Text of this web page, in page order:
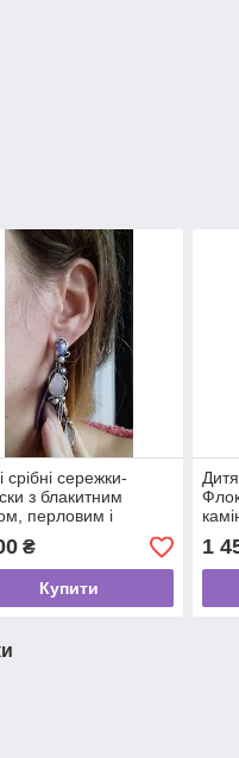
срібні сережки-
з блакитним
перловим і
кварцом
₴
Купити
1